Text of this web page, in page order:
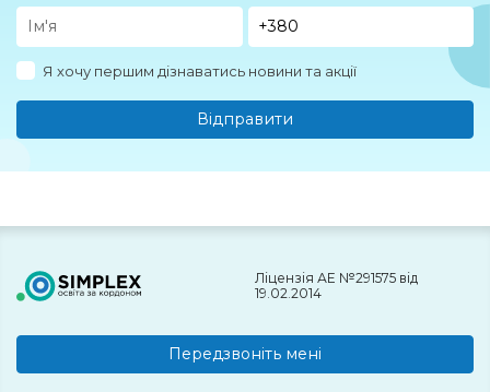
Я хочу першим дізнаватись новини та акції
Відправити
Ліцензія АЕ №291575 від
19.02.2014
Передзвоніть мені